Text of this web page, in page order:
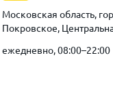
Московская область,
Покровское,
ежедневно, 08:00–22:00